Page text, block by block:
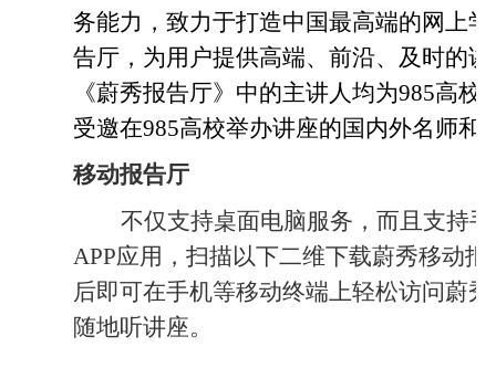
务能力，致力于打造中国最高端的网上
告厅，为用户提供高端、前沿、及时的
《蔚秀报告厅》中的主讲人均为985高校
受邀在985高校举办讲座的国内外名师和
移动报告厅
不仅支持桌面电脑服务，而且支持
APP应用，扫描以下二维下载蔚秀移动报
后即可在手机等移动终端上轻松访问蔚
随地听讲座。